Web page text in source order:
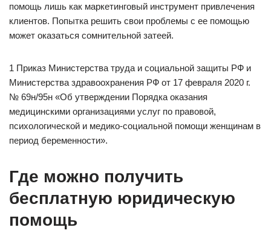
помощь лишь как маркетинговый инструмент привлечения
клиентов. Попытка решить свои проблемы с ее помощью
может оказаться сомнительной затеей.
1 Приказ Министерства труда и социальной защиты РФ и
Министерства здравоохранения РФ от 17 февраля 2020 г.
№ 69н/95н «Об утверждении Порядка оказания
медицинскими организациями услуг по правовой,
психологической и медико-социальной помощи женщинам в
период беременности».
Где можно получить
бесплатную юридическую
помощь